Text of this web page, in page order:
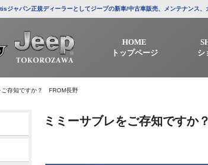
ジャパン正規ディーラーとしてジープの新車/中古車販売、メンテナンス、
HOME
トップページ
シ
ご存知ですか？ FROM長野
ミミーサブレをご存知です